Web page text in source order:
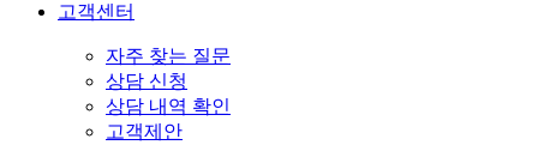
고객센터
자주 찾는 질문
상담 신청
상담 내역 확인
고객제안